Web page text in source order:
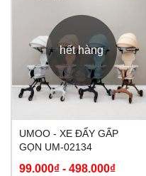
hết hàng
UMOO - XE ĐẨY GẤP
GỌN UM-02134
99.000₫ - 498.000₫